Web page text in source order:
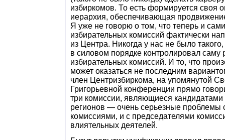
избиркомов. То есть формируется своя
иерархия, обеспечивающая
Я уже не говорю о том, что теперь и
избирательных комиссий фактически
из Центра. Никогда у нас не было
в силовом порядке контролировал саму
избирательных комиссий. И то, что
может оказаться не последним
член Центризбиркома, на упомянутой
Григорьевной конференции прямо
три комиссии, являющиеся
регионов — очень серьезные проблемы
комиссиями, и с председателями
влиятельных деятелей.